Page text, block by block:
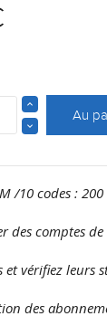
Au
/10 codes : 200
des comptes
et vérifiez
des